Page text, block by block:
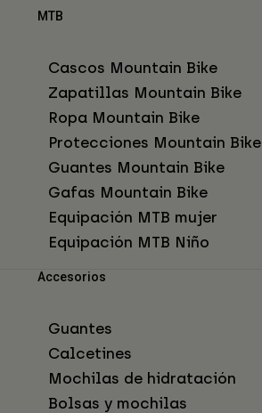
MTB
Cascos Mountain Bike
Zapatillas Mountain Bike
Ropa Mountain Bike
Protecciones Mountain Bike
Guantes Mountain Bike
Gafas Mountain Bike
Equipación MTB mujer
Equipación MTB Niño
Accesorios
Guantes
Calcetines
Mochilas de hidratación
Bolsas y mochilas